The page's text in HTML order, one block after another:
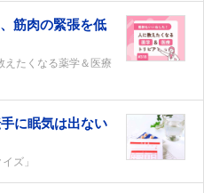
筋肉の緊張を低
えたくなる薬学＆医療
に眠気は出ない
ズ」